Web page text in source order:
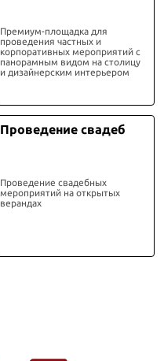
Премиум-площадка для
проведения частных и
корпоративных мероприятий с
панорамным видом на столицу
и дизайнерским интерьером
Проведение свадеб
Проведение свадебных
мероприятий на открытых
верандах